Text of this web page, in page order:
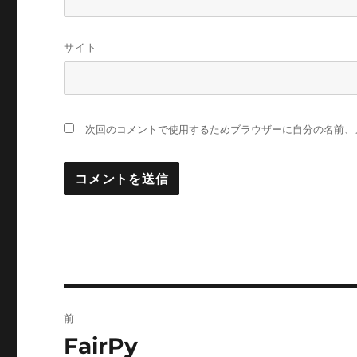
サイト
次回のコメントで使用するためブラウザーに自分の名前
稿
前
前
FairPy